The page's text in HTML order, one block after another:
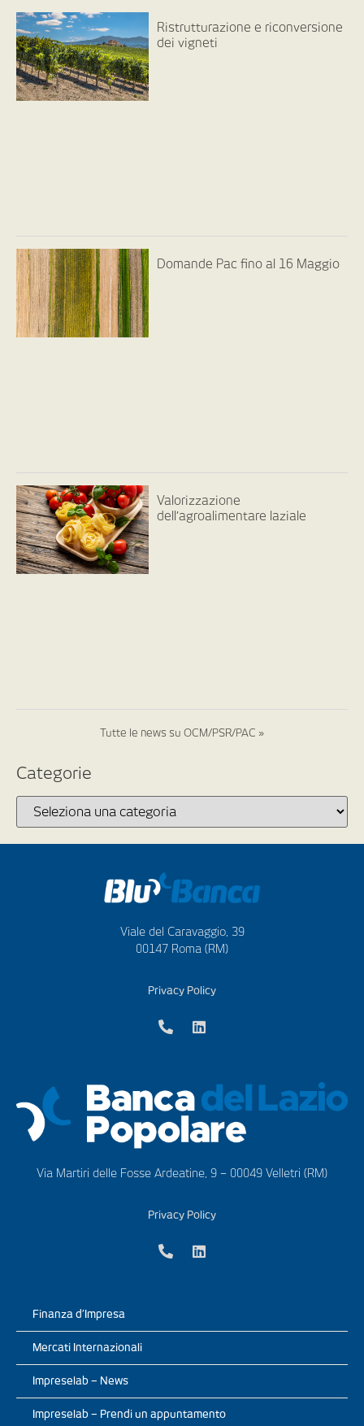
Ristrutturazione e riconversione
dei vigneti
Domande Pac fino al 16 Maggio
Valorizzazione
dell’agroalimentare laziale
Tutte le news su OCM/PSR/PAC »
Categorie
Viale del Caravaggio, 39
00147 Roma (RM)
Privacy Policy
Via Martiri delle Fosse Ardeatine, 9 – 00049 Velletri (RM)
Privacy Policy
Finanza d’Impresa
Mercati Internazionali
Impreselab – News
Impreselab – Prendi un appuntamento